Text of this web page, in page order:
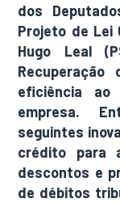
dos
Projeto de Lei
Hugo Leal
eficiência ao
empresa.
seguintes
crédito para
descontos e
de débitos